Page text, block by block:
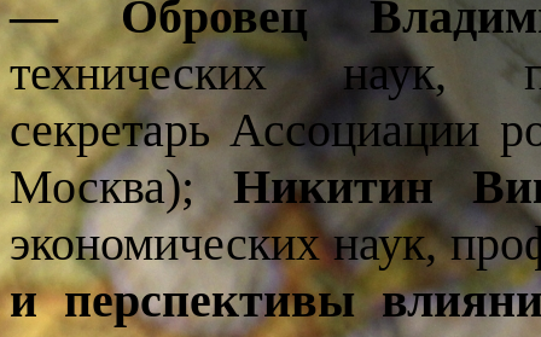
— Обровец
технических наук,
секретарь Ассоциации
Москва);
Никитин
экономических наук,
и перспективы